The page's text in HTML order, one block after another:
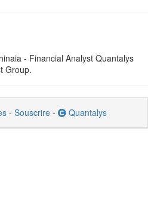
- Financial Analyst Quantalys
Group.
- Souscrire - Quantalys